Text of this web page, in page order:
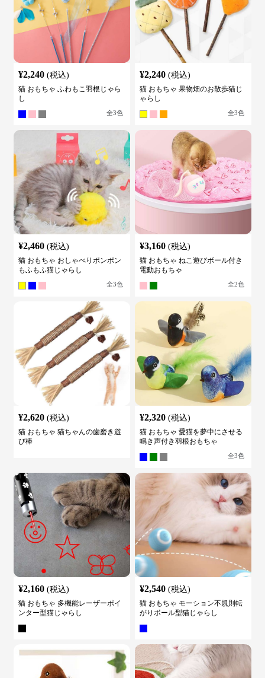
¥2,240 (税込)
猫 おもちゃ ふわもこ羽根じゃら
し
全3色
¥2,240 (税込)
猫 おもちゃ 果物畑のお散歩猫じ
ゃらし
全3色
¥2,460 (税込)
猫 おもちゃ おしゃべりポンポン
もふもふ猫じゃらし
全3色
¥3,160 (税込)
猫 おもちゃ ねこ遊びボール付き
電動おもちゃ
全2色
¥2,620 (税込)
猫 おもちゃ 猫ちゃんの歯磨き遊
び棒
¥2,320 (税込)
猫 おもちゃ 愛猫を夢中にさせる
鳴き声付き羽根おもちゃ
全3色
¥2,160 (税込)
猫 おもちゃ 多機能レーザーポイ
ンター型猫じゃらし
¥2,540 (税込)
猫 おもちゃ モーション不規則転
がりボール型猫じゃらし